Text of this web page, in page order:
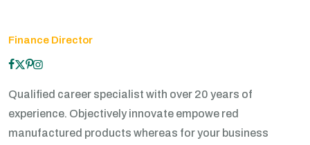
Finance Director
Qualified career specialist with over 20 years of
experience. Objectively innovate empowe red
manufactured products whereas for your business